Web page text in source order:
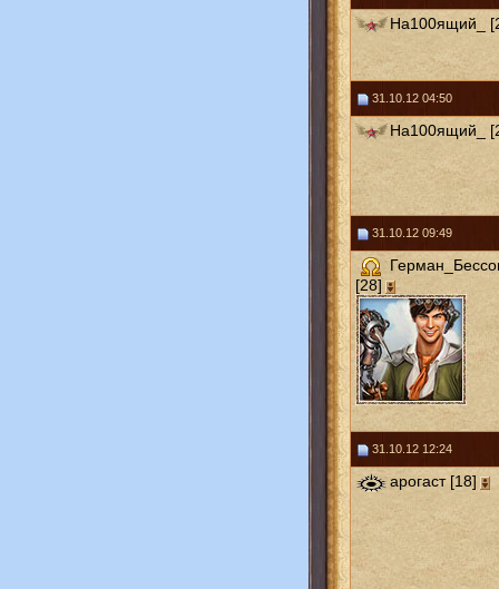
На100ящий_
31.10.12 04:50
На100ящий_
31.10.12 09:49
[28]
31.10.12 12:24
арогаст [18]